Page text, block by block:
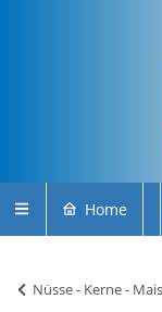
Home
Nüsse - Kerne - Mais